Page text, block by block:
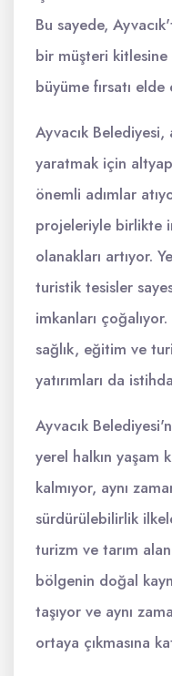
Bu sayede,
bir müşteri kitlesine
büyüme fırsatı elde
Ayvacık Belediyesi,
yaratmak için
önemli adımlar
projeleriyle birlikte
olanakları artıyor.
turistik tesisler
imkanları
sağlık, eğitim ve
yatırımları da
Ayvacık
yerel halkın yaşam
kalmıyor, aynı
sürdürülebilirlik
turizm ve tarım
bölgenin doğal
taşıyor ve aynı
ortaya çıkmasına